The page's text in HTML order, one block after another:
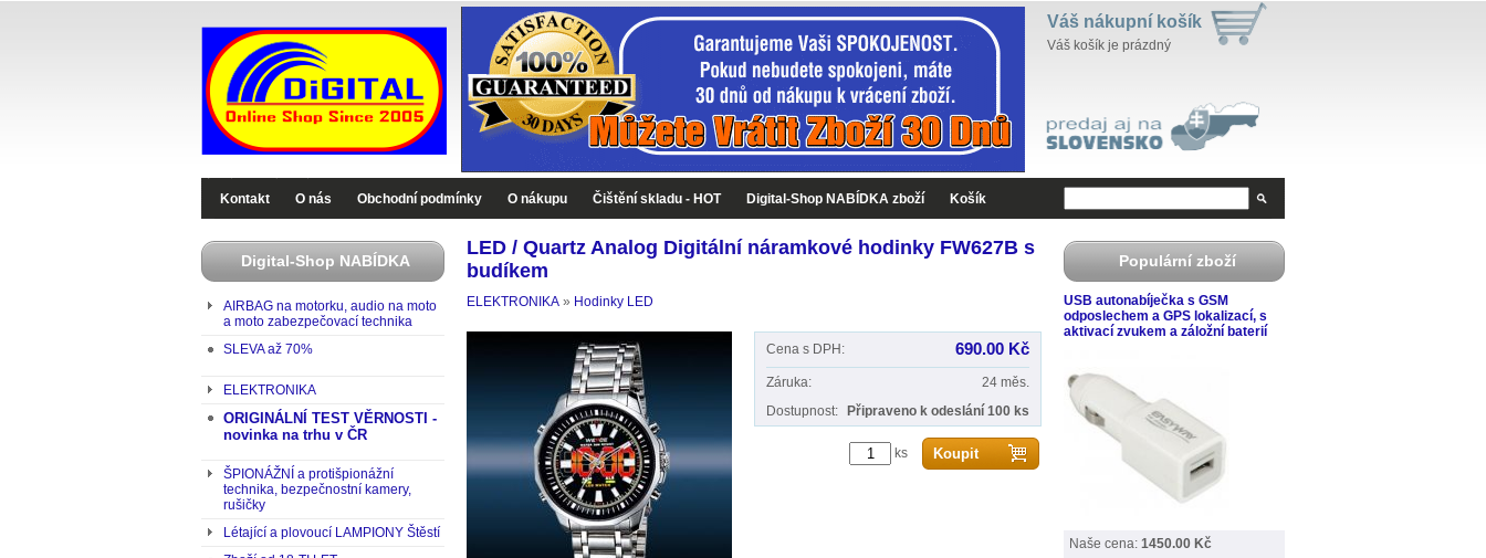
Váš nákupní košík
Váš košík je prázdný
Kontakt O nás Obchodní podmínky O nákupu Čištění skladu - HOT Digital-Shop NABÍDKA zboží Košík
Digital-Shop NABÍDKA
AIRBAG na motorku, audio na moto
a moto zabezpečovací technika
SLEVA až 70%
ELEKTRONIKA
ORIGINÁLNÍ TEST VĚRNOSTI -
novinka na trhu v ČR
ŠPIONÁŽNÍ a protišpionážní
technika, bezpečnostní kamery,
rušičky
Létající a plovoucí LAMPIONY Štěstí
LED / Quartz Analog Digitální náramkové hodinky FW627B s
budíkem
ELEKTRONIKA » Hodinky LED
Cena s DPH: 690.00 Kč
Záruka:
24 měs.
Dostupnost:
Připraveno k odeslání 100 ks
ks
Populární zboží
USB autonabíječka s GSM
odposlechem a GPS lokalizací, s
aktivací zvukem a záložní baterií
Naše cena: 1450.00 Kč